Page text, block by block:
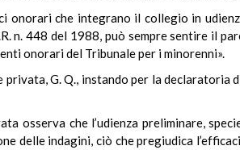
onorari che integrano il collegio in
n. 448 del 1988, può sempre sentire il
onorari del Tribunale per i minorenni».
G. Q., instando per la
osserva che l’udienza preliminare,
delle indagini, ciò che pregiudica